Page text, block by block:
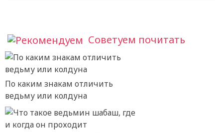
Советуем почитать
По каким знакам отличить
ведьму или колдуна